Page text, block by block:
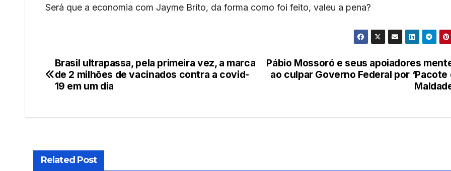
Será que a economia com Jayme Brito, da forma como foi feito, valeu a pena?
Navegação
de
Pábio Mossoró e seus apoiadores
ao culpar Governo Federal por ‘Pacote
Brasil ultrapassa, pela primeira vez, a marca
de 2 milhões de vacinados contra a covid-
19 em um dia
Related Post